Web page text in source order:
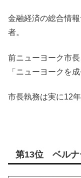
金融経済の総合情
者。
前ニューヨーク市
「ニューヨークを
市長執務は実に12
第13位 ベルナ